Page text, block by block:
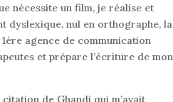
nécessite un film, je réalise et
dyslexique, nul en orthographe, la
agence de communication
et prépare l’écriture de mon
de Ghandi qui m’avait